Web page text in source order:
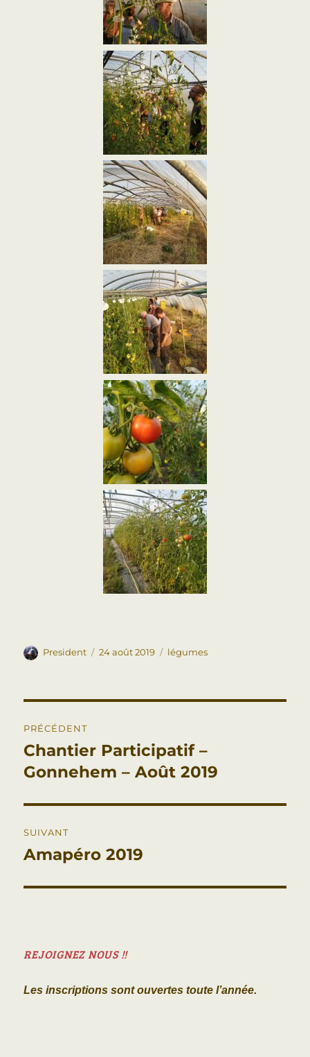
President 24 août 2019 légumes
PRÉCÉDENT
Chantier Participatif –
Gonnehem – Août 2019
SUIVANT
Amapéro 2019
REJOIGNEZ NOUS !!
Les inscriptions sont ouvertes toute l’année.